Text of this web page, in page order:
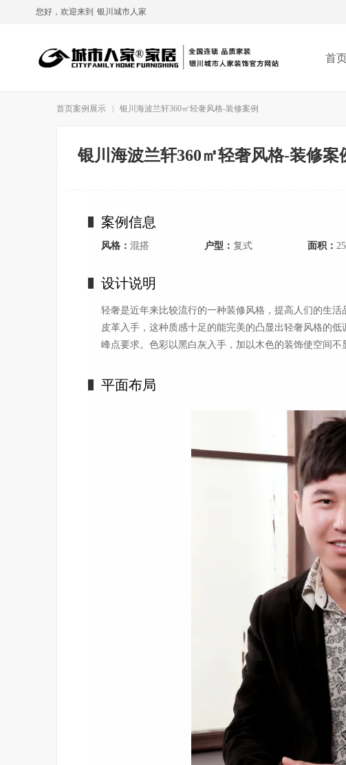
您好，欢迎来到 银川城市人家
首
首页案例展示 银川海波兰轩360㎡轻奢风格-装修案例
银川海波兰轩360㎡轻奢风格-装修案
案例信息
风格： 混搭 户型： 复式 面积：
设计说明
轻奢是近年来比较流行的一种装修风格，提高人们的生
皮革入手，这种质感十足的能完美的凸显出轻奢风格的
峰点要求。色彩以黑白灰入手，加以木色的装饰使空间不
平面布局